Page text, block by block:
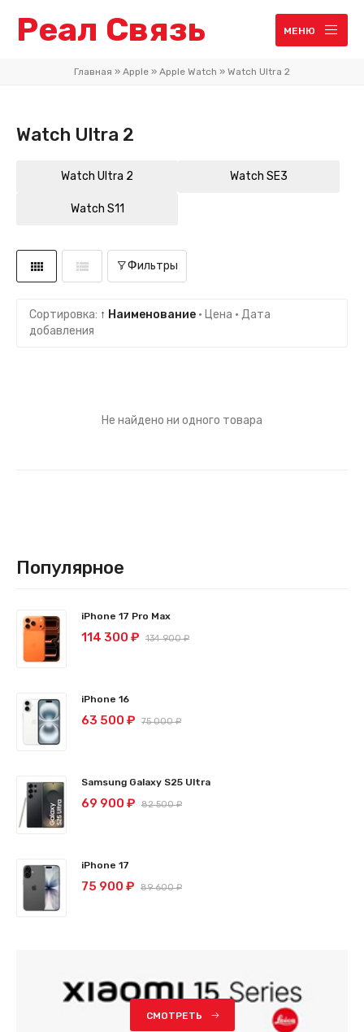
Реал Связь МЕНЮ
Главная » Apple » Apple Watch » Watch Ultra 2
Watch Ultra 2
Watch Ultra 2 Watch SE3
Watch S11
Фильтры
Сортировка: ↑ Наименование · Цена · Дата
добавления
Не найдено ни одного товара
Популярное
iPhone 17 Pro Max
114 300 ₽ 134 900 ₽
iPhone 16
63 500 ₽ 75 000 ₽
Samsung Galaxy S25 Ultra
69 900 ₽ 82 500 ₽
iPhone 17
75 900 ₽ 89 600 ₽
СМОТРЕТЬ